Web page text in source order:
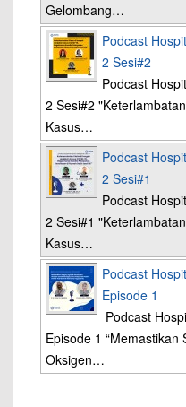
Gelombang…
Podcast
2 Sesi#2
Podcast
2 Sesi#2
Kasus…
Podcast
2 Sesi#1
Podcast
2 Sesi#1
Kasus…
Podcast
Episode 1
Podcast
Episode 1
Oksigen…